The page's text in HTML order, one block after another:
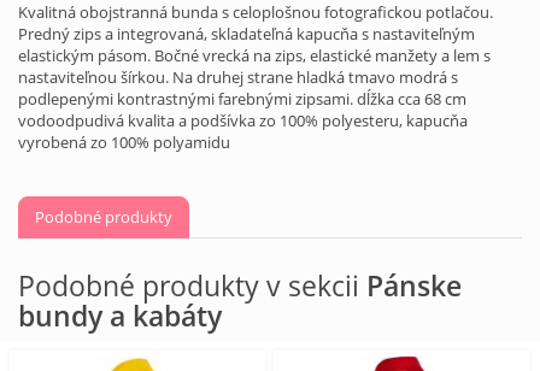
Kvalitná obojstranná bunda s celoplošnou fotografickou potlačou.
Predný zips a integrovaná, skladateľná kapucňa s nastaviteľným
elastickým pásom. Bočné vrecká na zips, elastické manžety a lem s
nastaviteľnou šírkou. Na druhej strane hladká tmavo modrá s
podlepenými kontrastnými farebnými zipsami. dĺžka cca 68 cm
vodoodpudivá kvalita a podšívka zo 100% polyesteru, kapucňa
vyrobená zo 100% polyamidu
Podobné produkty
Podobné produkty v sekcii Pánske
bundy a kabáty